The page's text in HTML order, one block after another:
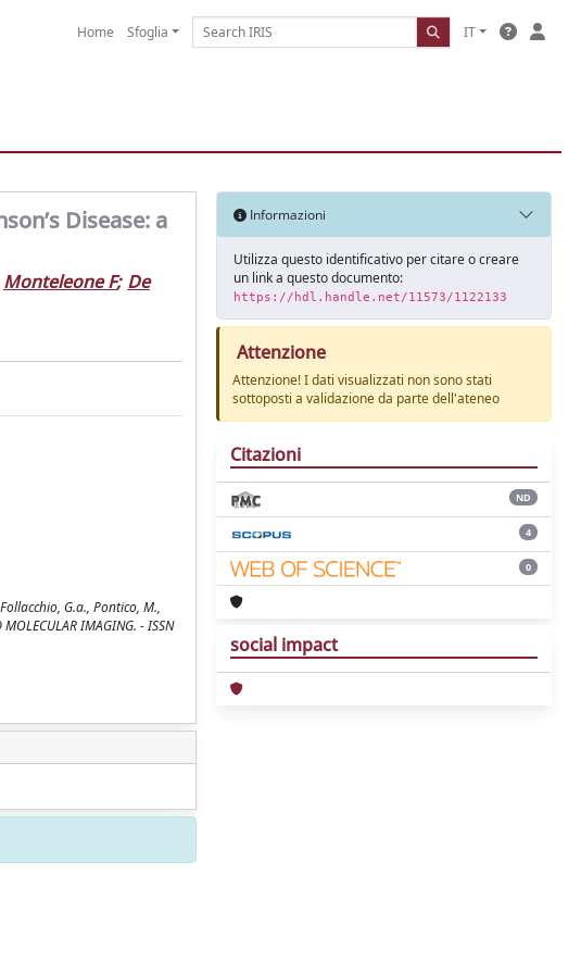
Home Sfoglia IT
Disease: a
Monteleone F; De
G.a., Pontico, M.,
IMAGING. - ISSN
Informazioni
Utilizza questo identificativo per citare o creare
un link a questo documento:
https://hdl.handle.net/11573/1122133
Attenzione
Attenzione! I dati visualizzati non sono stati
sottoposti a validazione da parte dell'ateneo
Citazioni
ND
4
0
social impact